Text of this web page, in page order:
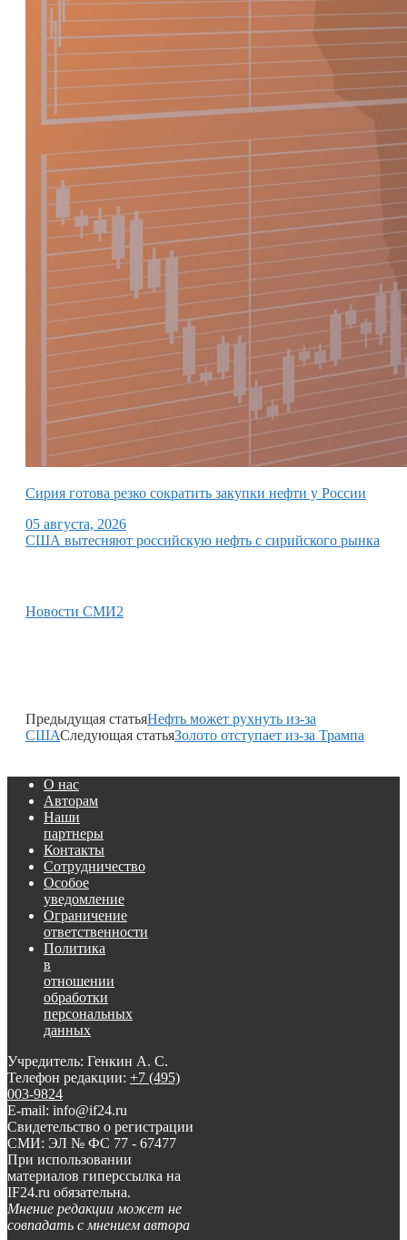
Сирия готова резко сократить закупки нефти у России
05 августа, 2026
США вытесняют российскую нефть с сирийского рынка
Новости СМИ2
Предыдущая статьяНефть может рухнуть из-за
СШАСледующая статьяЗолото отступает из-за Трампа
О нас
Авторам
Наши
партнеры
Контакты
Сотрудничество
Особое
уведомление
Ограничение
ответственности
Политика
в
отношении
обработки
персональных
данных
Учредитель: Генкин А. С.
Телефон редакции: +7 (495)
003-9824
E-mail: info@if24.ru
Свидетельство о регистрации
СМИ: ЭЛ № ФС 77 - 67477
При использовании
материалов гиперссылка на
IF24.ru обязательна.
Мнение редакции может не
совпадать с мнением автора